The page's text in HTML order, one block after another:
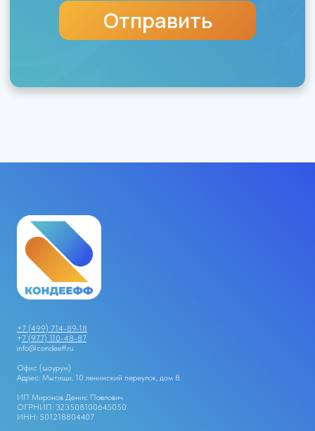
+7 (499) 714-89-18
+7 (977) 110-48-87
info@condeeff.ru
Офис (шоурум)
Адрес: Мытищи, 10 ленинский переулок, дом 8.
ИП Миронов Денис Павлович
ОГРНИП: 323508100645050
ИНН: 501218804407